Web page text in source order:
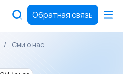
Обратная связь
Сми о нас